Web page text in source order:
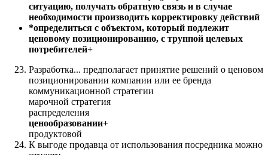
ситуацию, получать обратную связь и в случае
необходимости производить корректировку действий
*определиться с объектом, который подлежит
ценовому позиционированию, с труппой целевых
потребителей+
Разработка... предполагает принятие решений о ценовом
позиционировании компании или ее бренда
коммуникационной стратегии
марочной стратегия
распределения
ценообразовании+
продуктовой
К выгоде продавца от использования посредника можно